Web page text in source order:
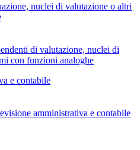
nuclei di valutazione o altri
di valutazione, nuclei di
con funzioni analoghe
e contabile
amministrativa e contabile